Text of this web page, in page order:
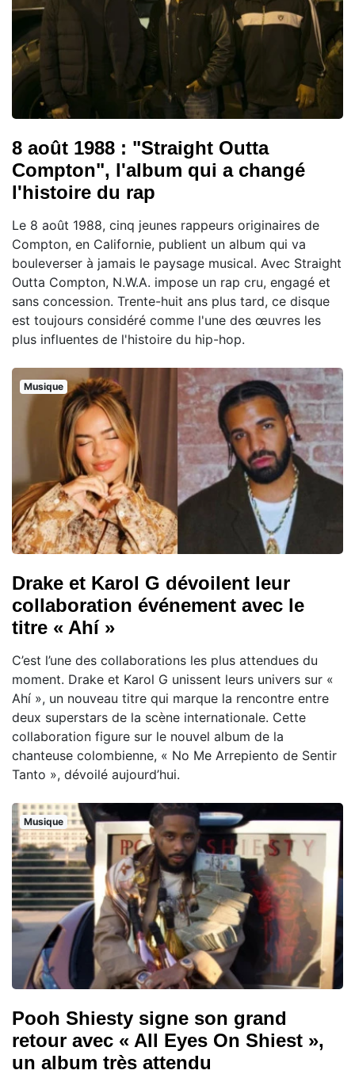
8 août 1988 : "Straight Outta
Compton", l'album qui a changé
l'histoire du rap
Le 8 août 1988, cinq jeunes rappeurs originaires de
Compton, en Californie, publient un album qui va
bouleverser à jamais le paysage musical. Avec Straight
Outta Compton, N.W.A. impose un rap cru, engagé et
sans concession. Trente-huit ans plus tard, ce disque
est toujours considéré comme l'une des œuvres les
plus influentes de l'histoire du hip-hop.
Musique
Drake et Karol G dévoilent leur
collaboration événement avec le
titre « Ahí »
C’est l’une des collaborations les plus attendues du
moment. Drake et Karol G unissent leurs univers sur «
Ahí », un nouveau titre qui marque la rencontre entre
deux superstars de la scène internationale. Cette
collaboration figure sur le nouvel album de la
chanteuse colombienne, « No Me Arrepiento de Sentir
Tanto », dévoilé aujourd’hui.
Musique
Pooh Shiesty signe son grand
retour avec « All Eyes On Shiest »,
un album très attendu